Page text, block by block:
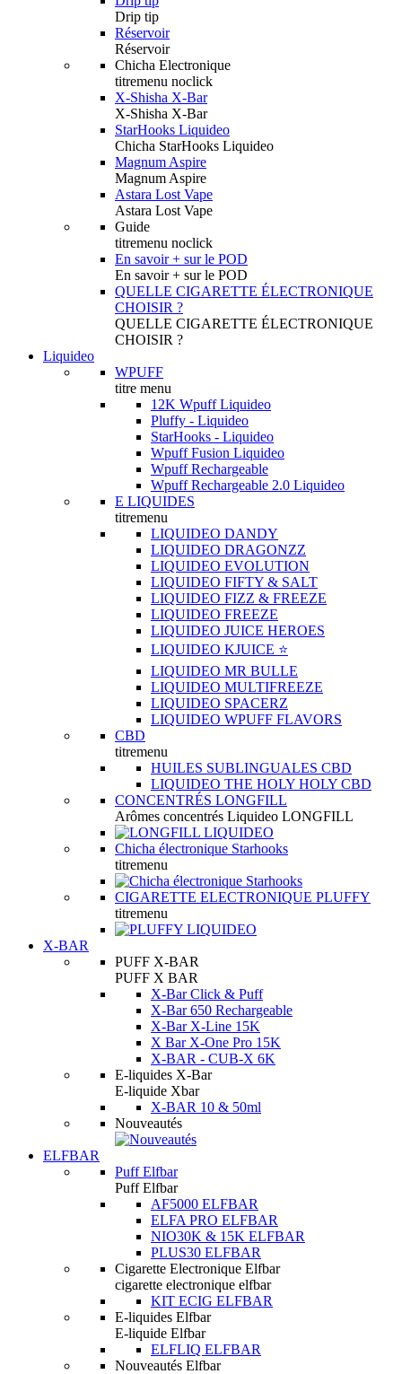
Drip tip
Réservoir
Réservoir
Chicha Electronique
titremenu noclick
X-Shisha X-Bar
X-Shisha X-Bar
StarHooks Liquideo
Chicha StarHooks Liquideo
Magnum Aspire
Magnum Aspire
Astara Lost Vape
Astara Lost Vape
Guide
titremenu noclick
En savoir + sur le POD
En savoir + sur le POD
QUELLE CIGARETTE ÉLECTRONIQUE
CHOISIR ?
QUELLE CIGARETTE ÉLECTRONIQUE
CHOISIR ?
Liquideo
WPUFF
titre menu
12K Wpuff Liquideo
Pluffy - Liquideo
StarHooks - Liquideo
Wpuff Fusion Liquideo
Wpuff Rechargeable
Wpuff Rechargeable 2.0 Liquideo
E LIQUIDES
titremenu
LIQUIDEO DANDY
LIQUIDEO DRAGONZZ
LIQUIDEO EVOLUTION
LIQUIDEO FIFTY & SALT
LIQUIDEO FIZZ & FREEZE
LIQUIDEO FREEZE
LIQUIDEO JUICE HEROES
LIQUIDEO KJUICE ⭐️
LIQUIDEO MR BULLE
LIQUIDEO MULTIFREEZE
LIQUIDEO SPACERZ
LIQUIDEO WPUFF FLAVORS
CBD
titremenu
HUILES SUBLINGUALES CBD
LIQUIDEO THE HOLY HOLY CBD
CONCENTRÉS LONGFILL
Arômes concentrés Liquideo LONGFILL
Chicha électronique Starhooks
titremenu
CIGARETTE ELECTRONIQUE PLUFFY
titremenu
X-BAR
PUFF X-BAR
PUFF X BAR
X-Bar Click & Puff
X-Bar 650 Rechargeable
X-Bar X-Line 15K
X Bar X-One Pro 15K
X-BAR - CUB-X 6K
E-liquides X-Bar
E-liquide Xbar
X-BAR 10 & 50ml
Nouveautés
ELFBAR
Puff Elfbar
Puff Elfbar
AF5000 ELFBAR
ELFA PRO ELFBAR
NIO30K & 15K ELFBAR
PLUS30 ELFBAR
Cigarette Electronique Elfbar
cigarette electronique elfbar
KIT ECIG ELFBAR
E-liquides Elfbar
E-liquide Elfbar
ELFLIQ ELFBAR
Nouveautés Elfbar